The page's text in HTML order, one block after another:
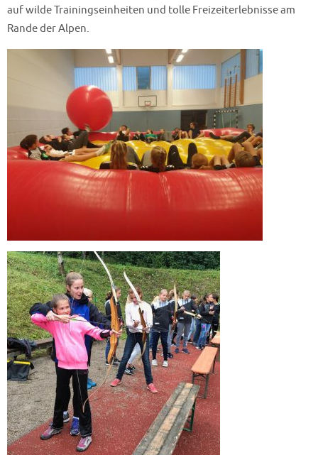
auf wilde Trainingseinheiten und tolle Freizeiterlebnisse am
Rande der Alpen.